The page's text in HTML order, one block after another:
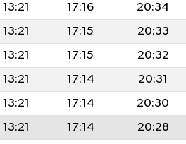
13:21 17:16 20:34
13:21 17:15 20:33
13:21 17:15 20:32
13:21 17:14 20:31
13:21 17:14 20:30
13:21 17:14 20:28